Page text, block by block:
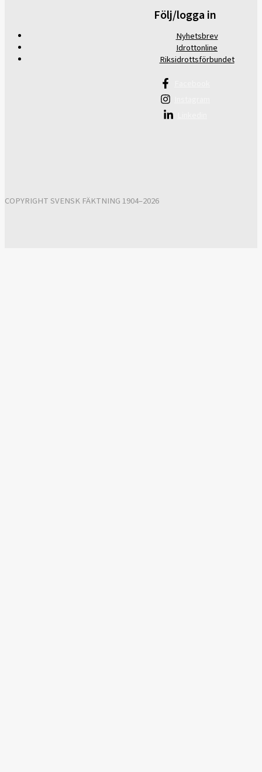
Följ/logga in
Nyhetsbrev
Idrottonline
Riksidrottsförbundet
COPYRIGHT SVENSK FÄKTNING 1904–2026